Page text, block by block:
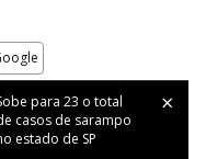
para 23 o total
casos de sarampo
estado de SP
declarouestado
no número